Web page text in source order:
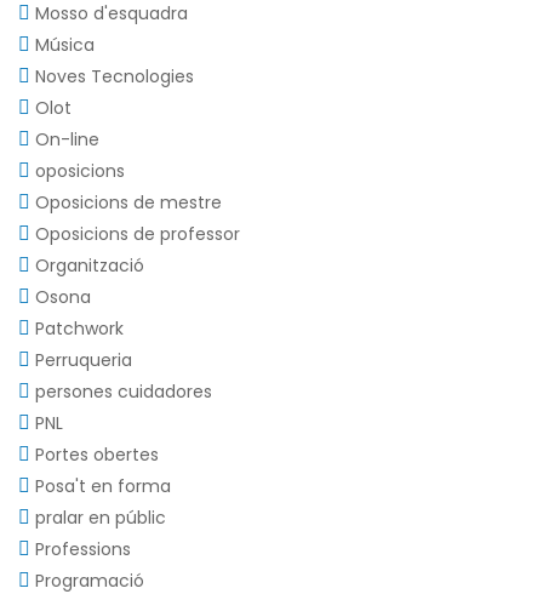
Mosso d'esquadra
Música
Noves Tecnologies
Olot
On-line
oposicions
Oposicions de mestre
Oposicions de professor
Organització
Osona
Patchwork
Perruqueria
persones cuidadores
PNL
Portes obertes
Posa't en forma
pralar en públic
Professions
Programació